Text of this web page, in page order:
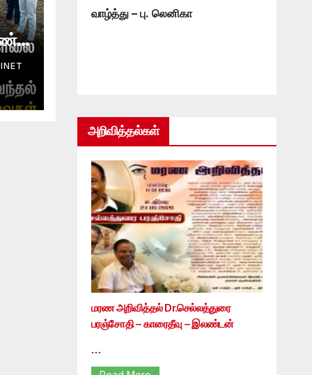
வாழ்த்து – பு. லெனிகா
அறிவித்தல்கள்
மரண அறிவித்தல் Dr.செல்லத்துரை
பரஞ்சோதி – காரைதீவு – இலண்டன்
…